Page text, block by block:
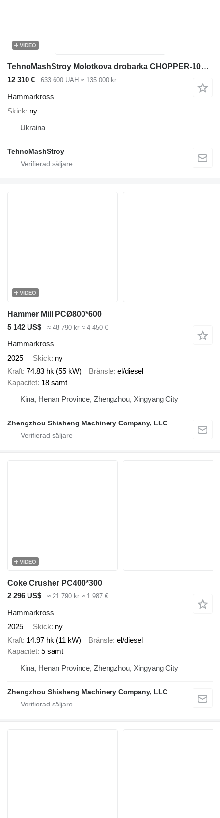
VIDEO
TehnoMashStroy Molotkova drobarka CHOPPER-1000 z bunkerom podachi "TYTAN-5"
12 310 € 633 600 UAH ≈ 135 000 kr
Hammarkross
Skick ny
Ukraina
TehnoMashStroy
VIDEO
Hammer Mill PCØ800*600
5 142 US$
≈ 48 790 kr ≈ 4 450 €
Hammarkross
2025
Skick ny
Kraft 74.83 hk (55 kW) Bränsle el/diesel
Kapacitet 18 samt
Kina, Henan Province, Zhengzhou, Xingyang City
Zhengzhou Shisheng Machinery Company, LLC
VIDEO
Coke Crusher PC400*300
2 296 US$
≈ 21 790 kr ≈ 1 987 €
Hammarkross
2025
Skick ny
Kraft 14.97 hk (11 kW) Bränsle el/diesel
Kapacitet 5 samt
Kina, Henan Province, Zhengzhou, Xingyang City
Zhengzhou Shisheng Machinery Company, LLC